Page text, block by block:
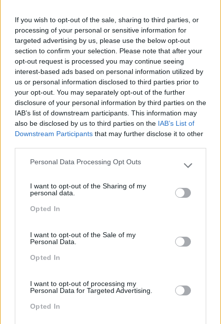
If you wish to opt-out of the sale, sharing to third parties, or
processing of your personal or sensitive information for
targeted advertising by us, please use the below opt-out
section to confirm your selection. Please note that after your
opt-out request is processed you may continue seeing
interest-based ads based on personal information utilized by
us or personal information disclosed to third parties prior to
your opt-out. You may separately opt-out of the further
disclosure of your personal information by third parties on the
IAB’s list of downstream participants. This information may
also be disclosed by us to third parties on the IAB’s List of
Downstream Participants that may further disclose it to other
Please note that this website/app uses one or more Google
not limited to your visit or usage behaviour. You may click to
grant or deny consent to Google and its third-party tags to
use your data for below specified purposes in below Google
Personal Data Processing Opt Outs
I want to opt-out of the Sharing of my
personal data.
Opted In
I want to opt-out of the Sale of my
Personal Data.
Opted In
I want to opt-out of processing my
Personal Data for Targeted Advertising.
Opted In
Pessoas
PORTO RH MEETING
Recursos Humanos
Sem Categoria
Sustentabilidade
Team Building
Tecnologias De Informação
Vendas E Negociação
Recentes
Feedback fora do
calendário
Como usar a escuta
ativa para reter talento,